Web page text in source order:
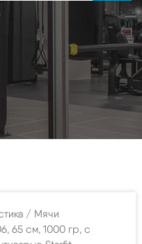
/ Мячи
65 см, 1000 гр, с